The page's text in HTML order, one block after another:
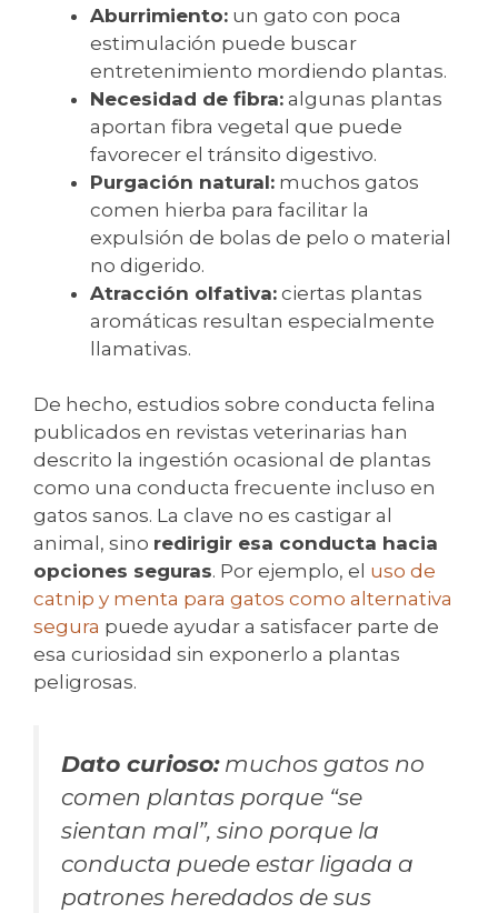
Aburrimiento: un gato con poca
estimulación puede buscar
entretenimiento mordiendo plantas.
Necesidad de fibra: algunas plantas
aportan fibra vegetal que puede
favorecer el tránsito digestivo.
Purgación natural: muchos gatos
comen hierba para facilitar la
expulsión de bolas de pelo o material
no digerido.
Atracción olfativa: ciertas plantas
aromáticas resultan especialmente
llamativas.
De hecho, estudios sobre conducta felina
publicados en revistas veterinarias han
descrito la ingestión ocasional de plantas
como una conducta frecuente incluso en
gatos sanos. La clave no es castigar al
animal, sino redirigir esa conducta hacia
opciones seguras. Por ejemplo, el uso de
catnip y menta para gatos como alternativa
segura puede ayudar a satisfacer parte de
esa curiosidad sin exponerlo a plantas
peligrosas.
Dato curioso:muchos gatos no
comen plantas porque “se
sientan mal”, sino porque la
conducta puede estar ligada a
patrones heredados de sus